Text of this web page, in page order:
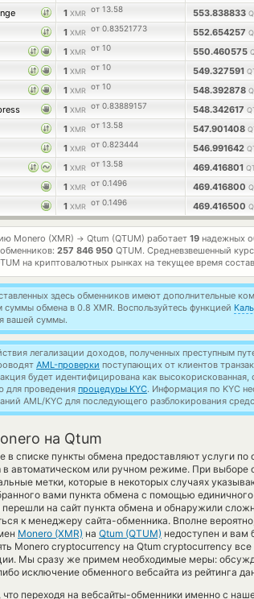
1 XMR от 13.58 553.838833
1 XMR от 0.83521773 552.654257
1 XMR от 10 550.460575
1 XMR от 10 549.327591
1 XMR от 10 548.392878
1 XMR от 0.83889157 548.342617
1 XMR от 13.58 547.901408
1 XMR от 0.823444 546.991642
1 XMR от 13.58 469.416801
1 XMR от 0.1496 469.416800
1 XMR от 0.1496 469.416500
Monero (XMR) → Qtum (QTUM) работает 19 надежных
257 846 950 QTUM. Средневзвешенный
на криптовалютных рынках на текущее время
здесь обменников имеют дополнительные
суммы обмена в 0.8 XMR. Воспользуйтесь функцией
вашей суммы.
легализации доходов, полученных преступным
AML-проверки поступающих от клиентов
будет идентифицирована как
для проведения процедуры KYC. Информация по KYC
AML/KYC для последующего разблокирования
на Qtum
в списке пункты обмена предоставляют услуги
в автоматическом или ручном режиме. При выборе
метки, которые в некоторых случаях
вами пункта обмена с помощью
на сайт пункта обмена и обнаружили
к менеджеру сайта-обменника. Вполне
Monero (XMR) на Qtum (QTUM) недоступен и вам
Monero cryptocurrency на Qtum cryptocurrency
Мы сразу же примем необходимые меры:
исключение обменного вебсайта из рейтинга
переходя на вебсайты-обменники именно с